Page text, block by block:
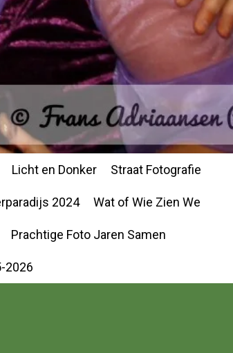
Licht en Donker Straat Fotografie
2024 Wat of Wie Zien We
Prachtige Foto Jaren Samen
2026